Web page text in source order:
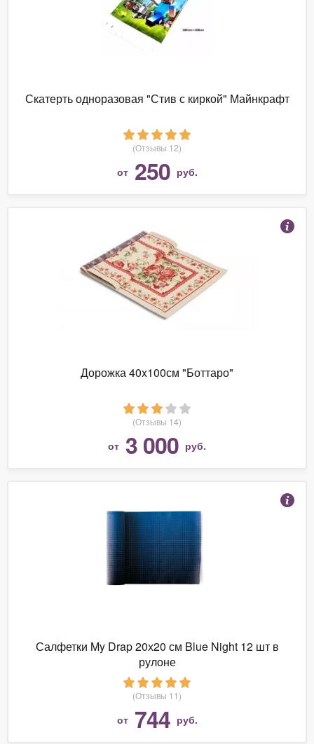
Скатерть одноразовая "Стив с киркой" Майнкрафт
(Отзывы 12)
от 250 руб.
Дорожка 40x100см "Боттаро"
(Отзывы 14)
от 3 000 руб.
Салфетки My Drap 20х20 см Blue Night 12 шт в
рулоне
(Отзывы 11)
от 744 руб.